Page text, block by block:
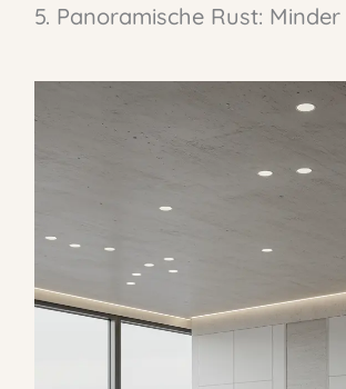
5. Panoramische Rust: